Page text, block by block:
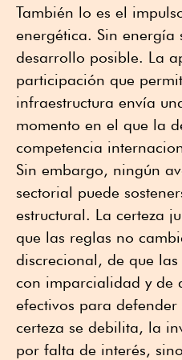
También lo es el
energética. Sin energía
desarrollo posible. La
participación que
infraestructura envía
momento en el que la
competencia
Sin embargo, ningún
sectorial puede
estructural. La certeza
que las reglas no
discrecional, de que
con imparcialidad y de
efectivos para
certeza se debilita, la
por falta de interés,